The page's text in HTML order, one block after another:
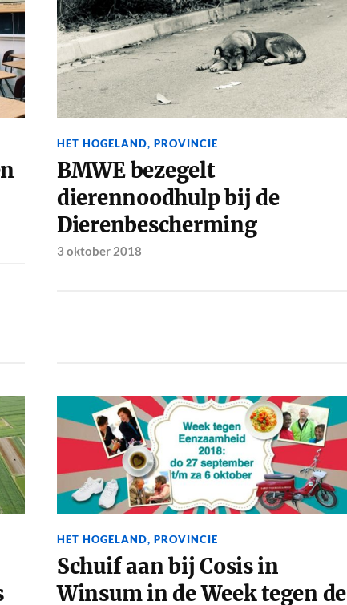
HET HOGELAND, PROVINCIE
BMWE bezegelt
dierennoodhulp bij de
Dierenbescherming
3 oktober 2018
HET HOGELAND, PROVINCIE
Schuif aan bij Cosis in
Winsum in de Week tegen de